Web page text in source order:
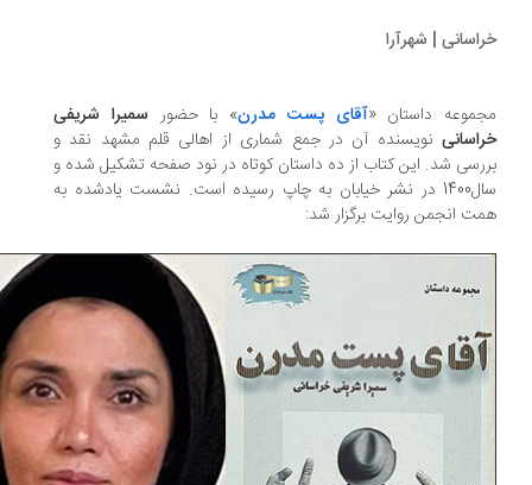
| شهرآرا
داستان «آقای پست مدرن » با حضور سمیرا شریفی
نویسنده آن در جمع شماری از اهالی قلم مشهد نقد و
شد. این کتاب از ده داستان کوتاه در نود صفحه تشکیل شده و
سال1400 در نشر خیابان به چاپ رسیده است. نشست یادشده به
انجمن روایت برگزار شد: